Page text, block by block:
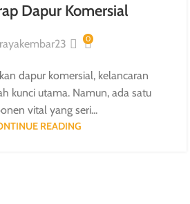
Dapur Komersial
0
dapur komersial, kelancaran
kunci utama. Namun, ada satu
vital yang seri...
READING